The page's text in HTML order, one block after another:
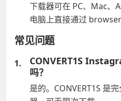
下载器可在 PC、Mac
电脑上直接通过 browser
常见问题
CONVERT1S
吗？
是的。CONVERT1S 是